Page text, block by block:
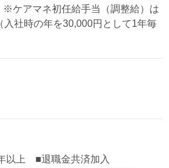
アマネ初任給手当（調整給）は
入社時の年を30,000円として1年毎
以上 ■退職金共済加入